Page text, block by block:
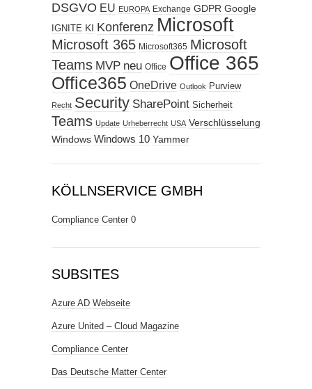
DSGVO EU EUROPA Exchange GDPR Google
IGNITE KI Konferenz Microsoft
Microsoft 365 Microsoft365 Microsoft
Teams MVP neu Office Office 365
Office365 OneDrive Outlook Purview
Recht Security SharePoint Sicherheit
Teams Update Urheberrecht USA Verschlüsselung
Windows Windows 10 Yammer
KÖLLNSERVICE GMBH
Compliance Center 0
SUBSITES
Azure AD Webseite
Azure United – Cloud Magazine
Compliance Center
Das Deutsche Matter Center